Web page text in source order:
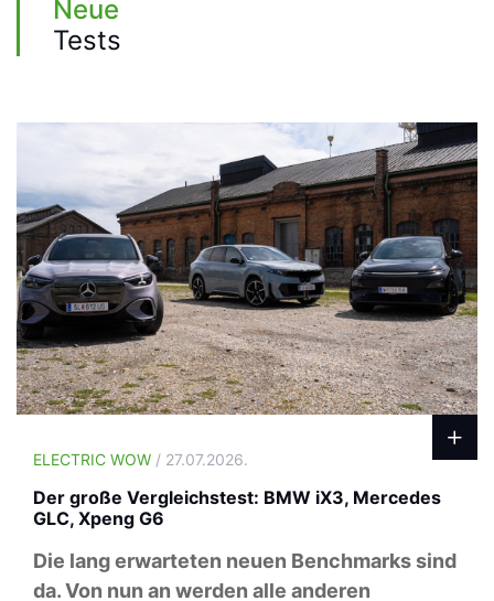
Neue
Tests
ELECTRIC WOW / 27.07.2026.
Der große Vergleichstest: BMW iX3, Mercedes
GLC, Xpeng G6
Die lang erwarteten neuen Benchmarks sind
da. Von nun an werden alle anderen